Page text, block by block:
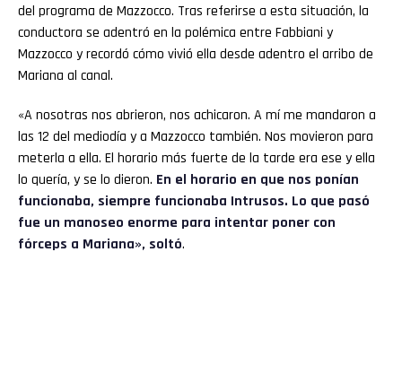
del programa de Mazzocco. Tras referirse a esta situación, la
conductora se adentró en la polémica entre Fabbiani y
Mazzocco y recordó cómo vivió ella desde adentro el arribo de
Mariana al canal.
«A nosotras nos abrieron, nos achicaron. A mí me mandaron a
las 12 del mediodía y a Mazzocco también. Nos movieron para
meterla a ella. El horario más fuerte de la tarde era ese y ella
lo quería, y se lo dieron. En el horario en que nos ponían
funcionaba, siempre funcionaba Intrusos. Lo que pasó
fue un manoseo enorme para intentar poner con
fórceps a Mariana», soltó.